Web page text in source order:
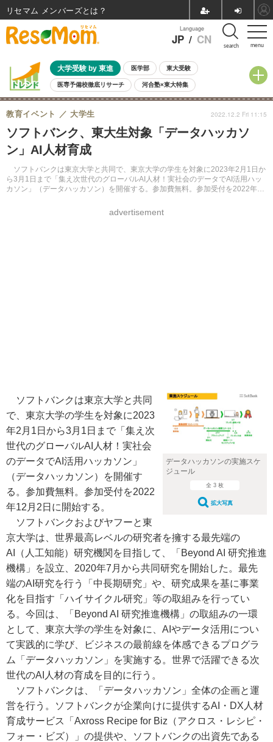
menu
Language
JP / CN search
大学受験 by 東進 医学部 東大受験
医専予備校徹底リサーチ 河合塾×東大特集
親子で考える大学選び 高校受験 中学受験 小学校受験
共通テスト 夏休み
8月開催イベント・WS 全国公立高校 過去問 人気記事
自由研究教材（小学生向け）
ソフトバンク、東大生対象「データハッカソ
ン」AI人材育成
ソフトバンクは東京大学と共同で、東京大学の学生を対象に2023年2月1日か
ら3月1日まで「集え次世代のグローバルAI人材！実社会のデータでAI活用ハッ
カソン」（データハッカソン）を開催する。参加費無料。参加受付を2022年12
教育イベント 大学生
advertisement
2022.12.2 Fri 11:15
データハッカソンの実施スケ
ジュール
全 3 枚
拡大写真
ソフトバンクは東京大学と共同
で、東京大学の学生を対象に2023
年2月1日から3月1日まで「集え次
世代のグローバルAI人材！実社会
のデータでAI活用ハッカソン」
（データハッカソン）を開催す
る。参加費無料。参加受付を2022
年12月2日に開始する。
ソフトバンクおよびヤフーと東
京大学は、世界最高レベルの研究者を擁する最先端の
AI（人工知能）研究機関を目指して、「Beyond AI 研究推進
機構」を設立、2020年7月から共同研究を開始した。最先
端のAI研究を行う「中長期研究」や、研究成果を基に事業
化を目指す「ハイサイクル研究」等の取組みを行ってい
る。今回は、「Beyond AI 研究推進機構」の取組みの一環
として、東京大学の学生を対象に、AIやデータ活用につい
て実践的に学び、ビジネスの最前線を体感できるプログラ
ム「データハッカソン」を実施する。世界で活躍できる次
世代のAI人材の育成を目的に行う。
ソフトバンクは、「データハッカソン」全体の企画と運
営を行う。ソフトバンクが企業向けに提供するAI・DX人材
育成サービス「Axross Recipe for Biz（アクロス・レシピ・
フォー・ビズ）」の提供や、ソフトバンクの出資先である
リセマム メンバーズ